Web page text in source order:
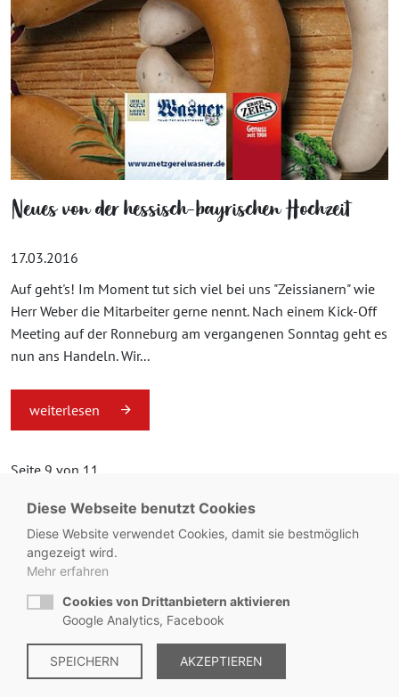
Neues von der hessisch-bayrischen Hochzeit
17.03.2016
Auf geht's! Im Moment tut sich viel bei uns "Zeissianern" wie
Herr Weber die Mitarbeiter gerne nennt. Nach einem Kick-Off
Meeting auf der Ronneburg am vergangenen Sonntag geht es
nun ans Handeln. Wir...
weiterlesen
Seite 9 von 11.
© Metzgerei Zeiss - KONTAKT: +49 8563 / 2930
Impressum | Datenschutz | Hinweisgebersystem
Diese Webseite benutzt Cookies
Diese Website verwendet Cookies, damit sie bestmöglich
angezeigt wird.
Mehr erfahren
Cookies von Drittanbietern aktivieren
Google Analytics, Facebook
SPEICHERN AKZEPTIEREN